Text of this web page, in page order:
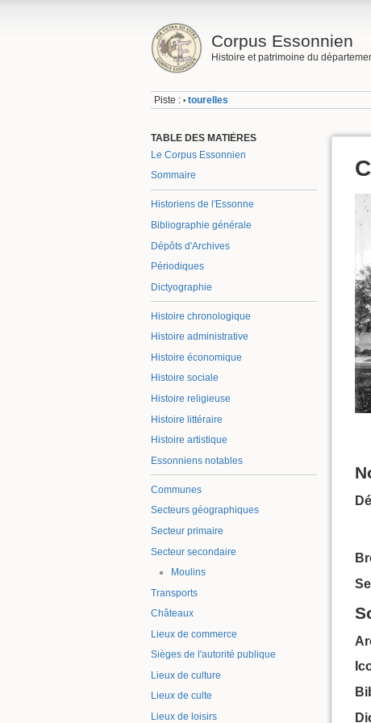
Corpus Essonnien
Histoire et patrimoine du
Piste : • tourelles
TABLE DES MATIÈRES
Le Corpus Essonnien
Sommaire
Historiens de l'Essonne
Bibliographie générale
Dépôts d'Archives
Périodiques
Dictyographie
Histoire chronologique
Histoire administrative
Histoire économique
Histoire sociale
Histoire religieuse
Histoire littéraire
Histoire artistique
Essonniens notables
Communes
Secteurs géographiques
Secteur primaire
Secteur secondaire
Moulins
Transports
Châteaux
Lieux de commerce
Sièges de l'autorité publique
Lieux de culture
Lieux de culte
Lieux de loisirs